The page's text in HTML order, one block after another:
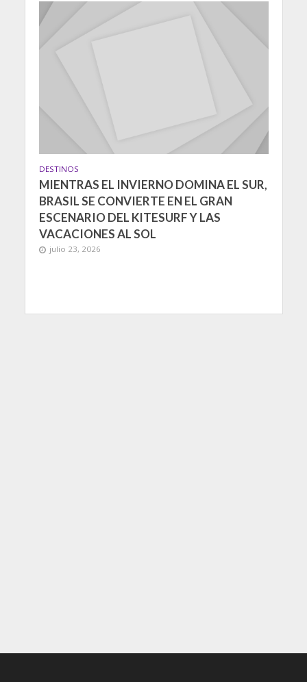
DESTINOS
MIENTRAS EL INVIERNO DOMINA EL SUR,
BRASIL SE CONVIERTE EN EL GRAN
ESCENARIO DEL KITESURF Y LAS
VACACIONES AL SOL
julio 23, 2026